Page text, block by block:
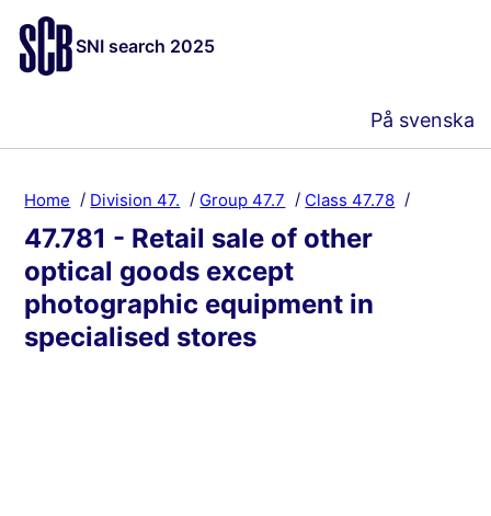
SNI search 2025
På svenska
Home Division 47. Group 47.7 Class 47.78
47.781 - Retail sale of other
optical goods except
photographic equipment in
specialised stores